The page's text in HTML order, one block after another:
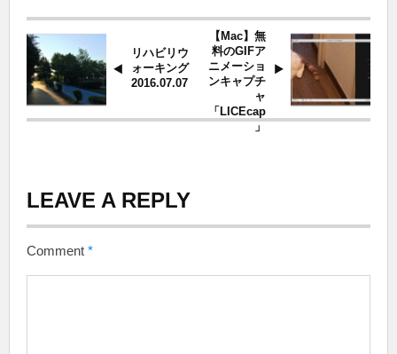
リハビリウ
ォーキング
2016.07.07
【Mac】無
料のGIFア
ニメーショ
ンキャプチ
ャ
「LICEcap
」
LEAVE A REPLY
Comment *